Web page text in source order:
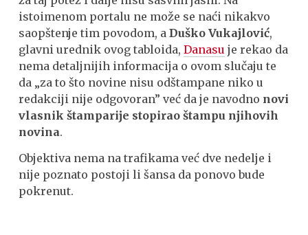
istoimenom portalu ne može se naći nikakvo
saopštenje tim povodom, aDuško Vukajlović,
glavni urednik ovog tabloida,Danasu je rekao da
nema detaljnijih informacija o ovom slučaju te
da „za to što novine nisu odštampane niko u
redakciji nije odgovoran” već da je navodno novi
vlasnik štamparije stopirao štampu njihovih
novina.
Objektiva nema na trafikama već dve nedelje i
nije poznato postoji li šansa da ponovo bude
pokrenut.